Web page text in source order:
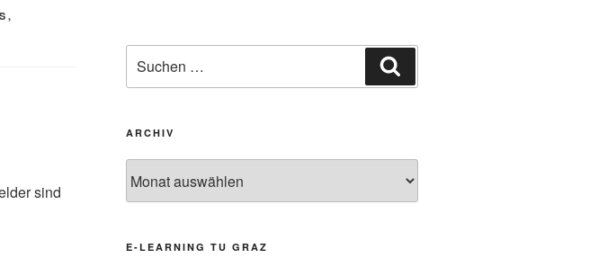
,
sind
nach:
ARCHIV
E-LEARNING TU GRAZ